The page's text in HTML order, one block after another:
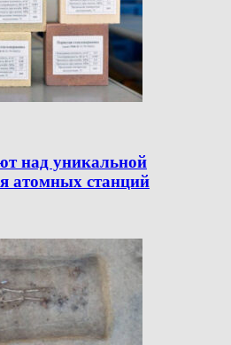
над уникальной
атомных станций